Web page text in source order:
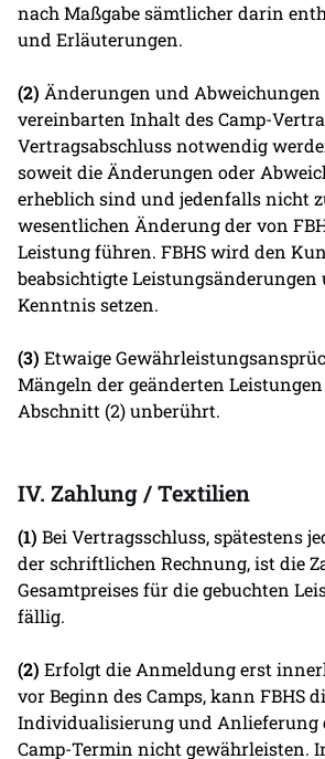
nach Maßgabe sämtlicher darin
und Erläuterungen.
(2) Änderungen und Abweichungen
vereinbarten Inhalt des Camp-
Vertragsabschluss notwendig
soweit die Änderungen oder
erheblich sind und jedenfalls nicht
wesentlichen Änderung der von
Leistung führen. FBHS wird den
beabsichtigte
Kenntnis setzen.
(3) Etwaige
Mängeln der geänderten
Abschnitt (2) unberührt.
IV. Zahlung / Textilien
(1) Bei Vertragsschluss, spätestens
der schriftlichen Rechnung, ist die
Gesamtpreises für die gebuchten
fällig.
(2) Erfolgt die Anmeldung erst
vor Beginn des Camps, kann FBHS
Individualisierung und Anlieferung
Camp-Termin nicht gewährleisten.